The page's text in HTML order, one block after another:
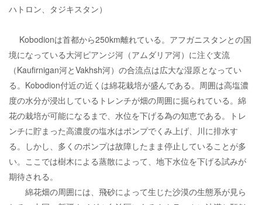
ハトロン、タジキスタン）
Kobodionは首都から250km離れている。アフガニスタンとの国
境になっている大河ピアンジ河（アムダリア河）に注ぐ支流
（Kaufirnigan河とVakhsh河）の合流点は広大な湿原となってい
る。Kobodion付近の近くは綿花栽培が盛んである。周囲は高塩濃
度の水分が浸出しているトレンチが畑の周囲に掘られている。綿
花の栽培が可能になるまで、水位を下げる為の知恵である。トレ
ンチに貯まった高濃度の塩水はポンプでくみ上げ、川に排水す
る。しかし、多くのポンプは故障したまま停止していることが多
い。ここでは樹木による蒸散によって、地下水位を下げる試みが
期待される。
綿花畑の周囲には、飛砂によって生じた沙漠の生態系が見ら